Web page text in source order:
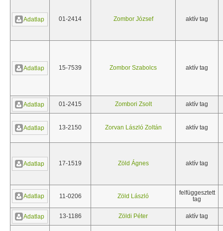
Adatlap 01-2414 Zombor József aktív tag
Adatlap 15-7539 Zombor Szabolcs aktív tag
Adatlap 01-2415 Zombori Zsolt aktív tag
Adatlap 13-2150 Zorvan László Zoltán aktív tag
Adatlap 17-1519 Zöld Ágnes aktív tag
Adatlap 11-0206 Zöld László
felfüggesztett
tag
Adatlap 13-1186 Zöldi Péter aktív tag